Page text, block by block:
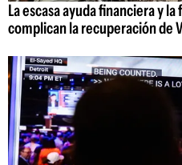
La escasa ayuda financiera y
complican la recuperación de